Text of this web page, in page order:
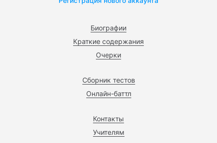
Биографии
Краткие содержания
Очерки
Сборник тестов
Онлайн-баттл
Контакты
Учителям